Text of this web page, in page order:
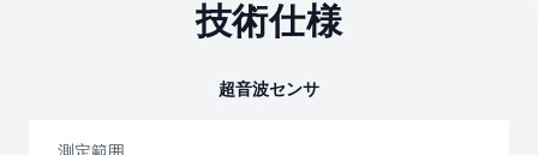
技術仕様
超音波センサ